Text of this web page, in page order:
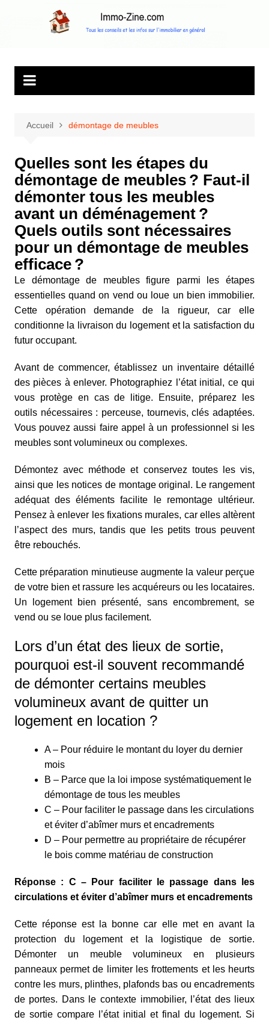
Immo Zine, le
d'information sur
Tous les conseils et les infos sur l'immobilier en général
Accueil démontage de meubles
Quelles sont les étapes du
démontage de meubles ? Faut-il
démonter tous les meubles
avant un déménagement ?
Quels outils sont nécessaires
pour un démontage de meubles
efficace ?
Le démontage de meubles figure parmi les étapes
essentielles quand on vend ou loue un bien immobilier.
Cette opération demande de la rigueur, car elle
conditionne la livraison du logement et la satisfaction du
futur occupant.
Avant de commencer, établissez un inventaire détaillé
des pièces à enlever. Photographiez l’état initial, ce qui
vous protège en cas de litige. Ensuite, préparez les
outils nécessaires : perceuse, tournevis, clés adaptées.
Vous pouvez aussi faire appel à un professionnel si les
meubles sont volumineux ou complexes.
Démontez avec méthode et conservez toutes les vis,
ainsi que les notices de montage original. Le rangement
adéquat des éléments facilite le remontage ultérieur.
Pensez à enlever les fixations murales, car elles altèrent
l’aspect des murs, tandis que les petits trous peuvent
être rebouchés.
Cette préparation minutieuse augmente la valeur perçue
de votre bien et rassure les acquéreurs ou les locataires.
Un logement bien présenté, sans encombrement, se
vend ou se loue plus facilement.
Lors d’un état des lieux de sortie,
pourquoi est-il souvent recommandé
de démonter certains meubles
volumineux avant de quitter un
logement en location ?
A – Pour réduire le montant du loyer du dernier
mois
B – Parce que la loi impose systématiquement le
démontage de tous les meubles
C – Pour faciliter le passage dans les circulations
et éviter d’abîmer murs et encadrements
D – Pour permettre au propriétaire de récupérer
le bois comme matériau de construction
Réponse : C – Pour faciliter le passage dans les
circulations et éviter d’abîmer murs et encadrements
Cette réponse est la bonne car elle met en avant la
protection du logement et la logistique de sortie.
Démonter un meuble volumineux en plusieurs
panneaux permet de limiter les frottements et les heurts
contre les murs, plinthes, plafonds bas ou encadrements
de portes. Dans le contexte immobilier, l’état des lieux
de sortie compare l’état initial et final du logement. Si